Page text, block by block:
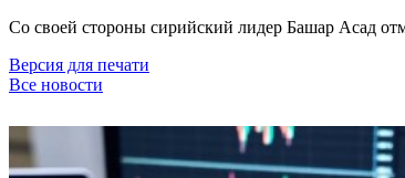
Со своей стороны сирийский лидер Башар Асад
Версия для печати
Все новости